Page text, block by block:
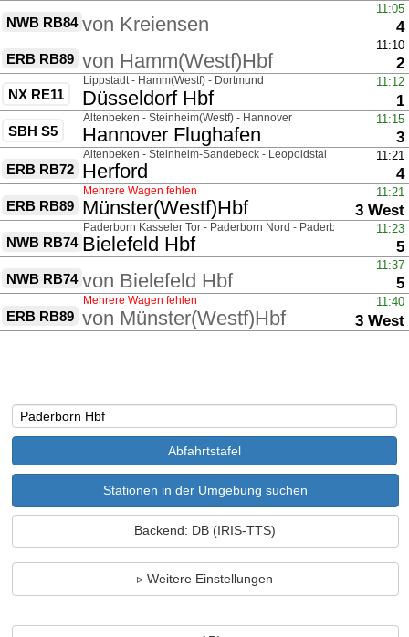
NWB RB84 von
Kreiensen
11:05
4
ERB RB89 von
Hamm(Westf)Hbf
11:10
2
NX RE11 nach
Düsseldorf Hbf
11:12
1
über
Lippstadt - Hamm(Westf) - Dortmund
SBH S5 nach
Hannover Flughafen
11:15
3
über
Altenbeken - Steinheim(Westf) - Hannover
ERB RB72 nach
Herford
11:21
4
über
Altenbeken - Steinheim-Sandebeck - Leopoldstal
ERB RB89 nach
Münster(Westf)Hbf
11:21
Gleis
3 West
Mehrere Wagen fehlen
NWB RB74 nach
Bielefeld Hbf
11:23
5
über
Paderborn Kasseler Tor - Paderborn Nord - Paderborn-Schloss
NWB RB74 von
Bielefeld Hbf
11:37
5
ERB RB89 von
Münster(Westf)Hbf
11:40
Gleis
3 West
Mehrere Wagen fehlen
Stationen in der Umgebung suchen
Backend: DB (IRIS-TTS)
Weitere Einstellungen